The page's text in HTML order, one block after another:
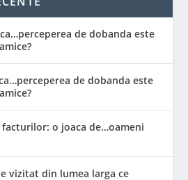
de dobanda este
de dobanda este
facturilor: o joaca de…oameni
vizitat din lumea larga ce